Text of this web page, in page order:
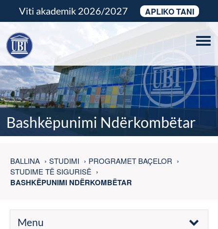
Viti akademik 2026/2027 APLIKO TANI
Bashkëpunimi Ndërkombëtar
BALLINA STUDIMI
PROGRAMET BAÇELOR
STUDIME TË SIGURISË
BASHKËPUNIMI NDËRKOMBËTAR
Menu